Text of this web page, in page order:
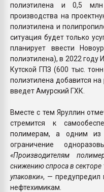
полиэтилена и 0,5
производства на
полиэтилена и
ситуация будет только
планирует ввести
полиэтилена), в 2022 году
Кутской ГПЗ (600 тыс.
полиэтилена добавится на
введет Амурский ГХК.
Вместе с тем Яруллин
стремится к
полимерам, а одним из
ограничение
«Производителям
снижению спроса в
упаковки», — предупредил
нефтехимикам.